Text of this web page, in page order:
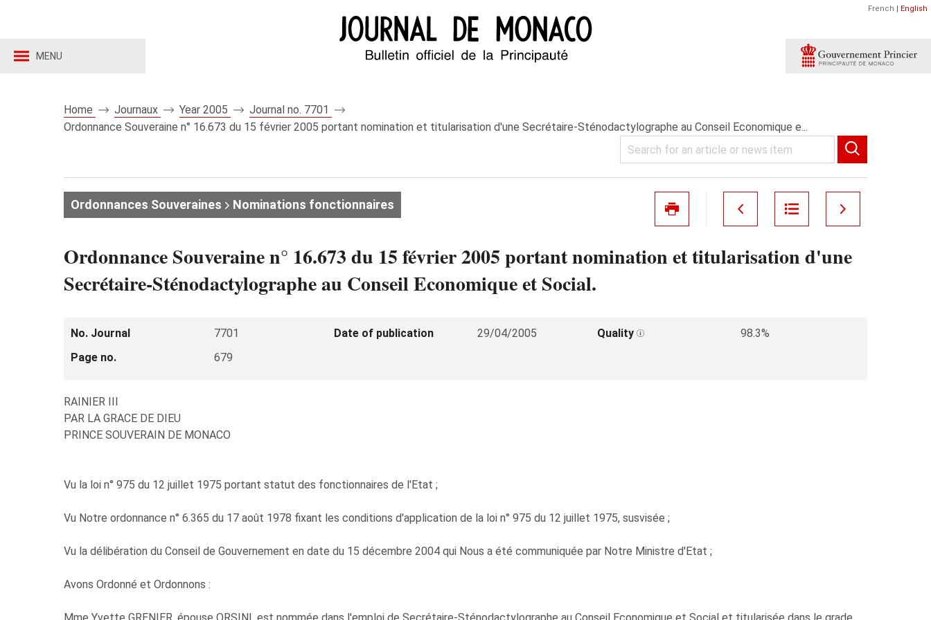
MENU
French | English
Home Journaux Year 2005
Journal no. 7701
Ordonnance Souveraine n° 16.673 du 15 février 2005 portant nomination et titularisation d'une Secrétaire-Sténodactylographe au Conseil Economique e...
Ordonnances Souveraines Nominations fonctionnaires
Ordonnance Souveraine n° 16.673 du 15 février 2005 portant nomination et titularisation d'une
Secrétaire-Sténodactylographe au Conseil Economique et Social.
No. Journal 7701 Date of publication 29/04/2005 Quality
98.3%
Page no.
679
RAINIER III
PAR LA GRACE DE DIEU
PRINCE SOUVERAIN DE MONACO
Vu la loi n° 975 du 12 juillet 1975 portant statut des fonctionnaires de l'Etat ;
Vu Notre ordonnance n° 6.365 du 17 août 1978 fixant les conditions d'application de la loi n° 975 du 12 juillet 1975, susvisée ;
Vu la délibération du Conseil de Gouvernement en date du 15 décembre 2004 qui Nous a été communiquée par Notre Ministre d'Etat ;
Avons Ordonné et Ordonnons :